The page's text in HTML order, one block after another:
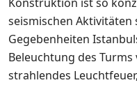
seismischen
Gegebenheiten
Beleuchtung des
strahlendes